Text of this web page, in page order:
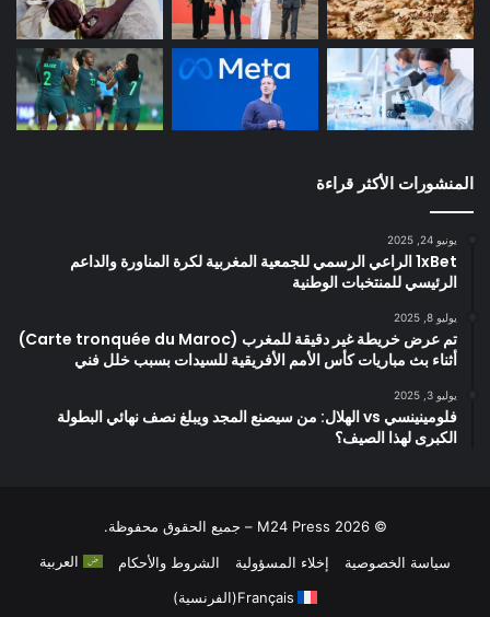
المنشورات الأكثر قراءة
يونيو 24, 2025
1xBet الراعي الرسمي للجمعية المغربية لكرة المناورة والداعم
الرئيسي للمنتخبات الوطنية
يوليو 8, 2025
تم عرض خريطة غير دقيقة للمغرب (Carte tronquée du Maroc)
أثناء بث مباريات كأس الأمم الأفريقية للسيدات بسبب خلل فني
يوليو 3, 2025
فلومينينسي vs الهلال: من سيصنع المجد ويبلغ نصف نهائي البطولة
الكبرى لهذا الصيف؟
© 2026 M24 Press – جميع الحقوق محفوظة.
سياسة الخصوصية إخلاء المسؤولية الشروط والأحكام العربية
Français
(الفرنسية)